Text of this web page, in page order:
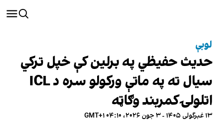
لوبې
حدیث حفیظي په برلین کې خپل ترکي
سیال ته په ماتې ورکولو سره د ICL
اتلولۍ کمربند وګاټه
۱۳ غبرگولی ۱۴۰۵ - ۳ جون ۲۰۲۶، ۰۴:۱۰ GMT+۱